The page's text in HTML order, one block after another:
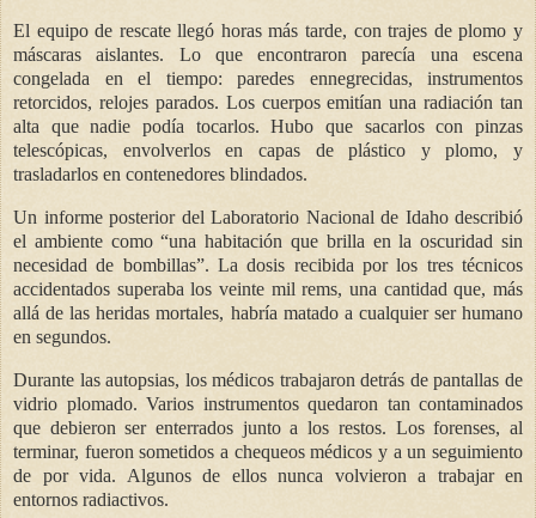
El equipo de rescate llegó horas más tarde, con trajes de plomo y
máscaras aislantes. Lo que encontraron parecía una escena
congelada en el tiempo: paredes ennegrecidas, instrumentos
retorcidos, relojes parados. Los cuerpos emitían una radiación tan
alta que nadie podía tocarlos. Hubo que sacarlos con pinzas
telescópicas, envolverlos en capas de plástico y plomo, y
trasladarlos en contenedores blindados.
Un informe posterior del Laboratorio Nacional de Idaho describió
el ambiente como “una habitación que brilla en la oscuridad sin
necesidad de bombillas”. La dosis recibida por los tres técnicos
accidentados superaba los veinte mil rems, una cantidad que, más
allá de las heridas mortales, habría matado a cualquier ser humano
en segundos.
Durante las autopsias, los médicos trabajaron detrás de pantallas de
vidrio plomado. Varios instrumentos quedaron tan contaminados
que debieron ser enterrados junto a los restos. Los forenses, al
terminar, fueron sometidos a chequeos médicos y a un seguimiento
de por vida. Algunos de ellos nunca volvieron a trabajar en
entornos radiactivos.